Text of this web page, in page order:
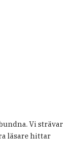
Vi strävar
läsare hittar